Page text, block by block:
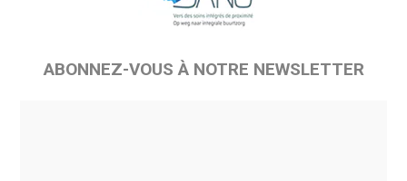
ABONNEZ-VOUS À NOTRE NEWSLETTER